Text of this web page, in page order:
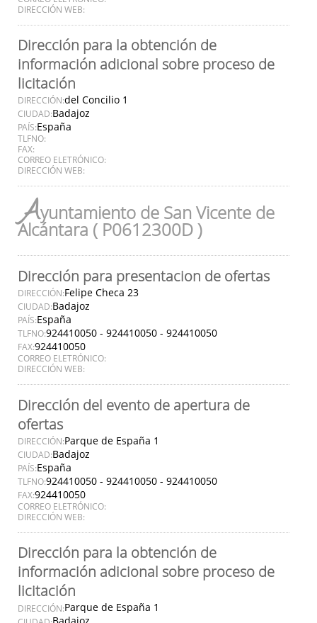
DIRECCIÓN WEB:
Dirección para la obtención de
información adicional sobre proceso de
licitación
DIRECCIÓN:del Concilio 1
CIUDAD:Badajoz
PAÍS:España
TLFNO:
FAX:
CORREO ELETRÓNICO:
DIRECCIÓN WEB:
Ayuntamiento de San Vicente de
Alcántara ( P0612300D )
Dirección para presentacion de ofertas
DIRECCIÓN:Felipe Checa 23
CIUDAD:Badajoz
PAÍS:España
TLFNO:924410050 - 924410050 - 924410050
FAX:924410050
CORREO ELETRÓNICO:
DIRECCIÓN WEB:
Dirección del evento de apertura de
ofertas
DIRECCIÓN:Parque de España 1
CIUDAD:Badajoz
PAÍS:España
TLFNO:924410050 - 924410050 - 924410050
FAX:924410050
CORREO ELETRÓNICO:
DIRECCIÓN WEB:
Dirección para la obtención de
información adicional sobre proceso de
licitación
DIRECCIÓN:Parque de España 1